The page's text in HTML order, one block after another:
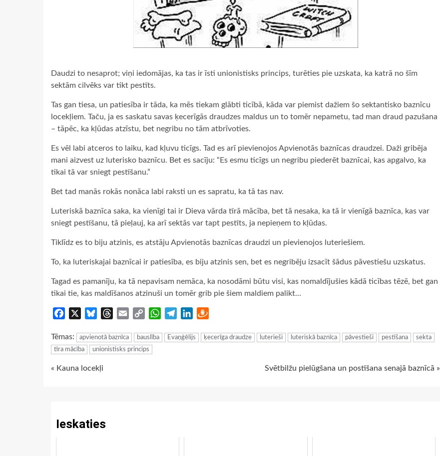
Daudzi to nesaprot; viņi iedomājas, ka tas ir īsti unionistisks princips, turēties pie uzskata, ka katrā no šīm
sektām cilvēks var tikt pestīts.
Tas gan tiesa, un patiesība ir tāda, ka mēs tiekam glābti ticībā, kāda var piemist dažiem šo sektantisko baznīcu
locekļiem. Taču, ja es saskatu savas ķecerīgās draudzes maldus un to tomēr nepametu, tad man draud pazušana
– tāpēc, ka kļūdas atzīstu, bet negribu no tām atbrīvoties.
Es vēl labi atceros to laiku, kad kļuvu ticīgs. Tad es arī pievienojos Apvienotās baznīcas draudzei. Daži gribēja
mani aizvest uz luterisko baznīcu. Bet es sacīju: “Es esmu ticīgs un negribu piederēt baznīcai, kas apgalvo, ka
tikai tā var sniegt pestīšanu.”
Bet tad manās rokās nonāca labi raksti un es sapratu, ka tā tas nav.
Luteriskā baznīca saka, ka vienīgi tai ir Dieva vārda tīrā mācība, bet tā nesaka, ka tā ir vienīgā baznīca, kas var
sniegt pestīšanu, tā pieļauj, ka arī sektās var tapt pestīts, ja nepieņem to kļūdas.
Tiklīdz es to biju atzinis, es atstāju Apvienotās baznīcas draudzi un pievienojos luteriešiem.
To, ka luteriskajai baznīcai ir patiesība, es biju atzinis sen, bet es negribēju izsacīt šādus pāvestiešu uzskatus.
Tagad es pamanīju, ka tā nepavisam nemāca, ka nosodāmi būtu visi, kas nomaldījušies kādā ticības tēzē, bet gan
tikai tie, kas maldīšanos atzinuši un tomēr grib pie šiem maldiem palikt…
Facebook BlueskyThreads
Email
Copy
WhatsApp
TelegramLinkedIn
Tēmas: apvienotā baznīca bauslība Evaņģēlijs ķecerīga draudze luterieši luteriskā baznīca pāvestieši pestīšana
sekta
tīra mācība
unionistisks princips
Continue
« Kauna locekļi Svētbilžu pielūgšana un postīšana senajā baznīcā »
Ieskaties